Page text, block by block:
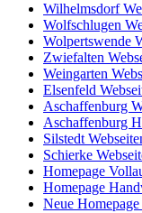
Wilhelmsdorf
Wolfschlugen
Wolpertswende
Zwiefalten
Weingarten
Elsenfeld
Aschaffenburg
Aschaffenburg
Silstedt
Schierke
Homepage
Homepage
Neue